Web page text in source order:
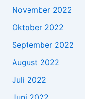
November 2022
Oktober 2022
September 2022
August 2022
Juli 2022
Juni 2022